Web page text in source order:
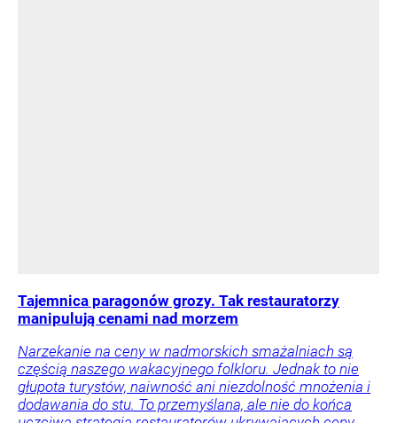
Tajemnica paragonów grozy. Tak restauratorzy
manipulują cenami nad morzem
Narzekanie na ceny w nadmorskich smażalniach są
częścią naszego wakacyjnego folkloru. Jednak to nie
głupota turystów, naiwność ani niezdolność mnożenia i
dodawania do stu. To przemyślana, ale nie do końca